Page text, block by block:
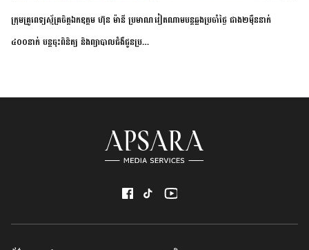
ក្រុមគ្រូពេទ្យស្ម័គ្រចិត្តឯកឧត្តម ហ៊ុន ម៉ានី ប្រមាណ
៤០០នាក់ បន្តចុះពិនិត្យ និងព្យាបាលជំងឺជូនប្រជា
វៀតណាម​បន្ត​ឆ្លង​ប្រចាំថ្ងៃ​ ​ជាង​២​ម៉ឺន​នាក់​